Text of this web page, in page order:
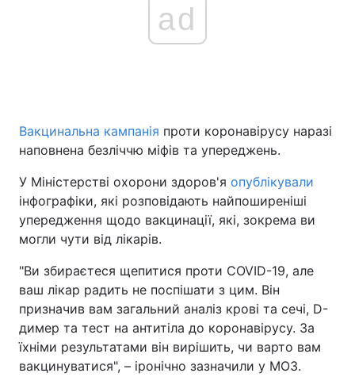
Україна Політика
Економіка
Спорт Наука
Техно і зв'язок
Зброя Інциденти
Здоров'я Туризм
Цікавинки Погода
ad
Вакцинальна кампанія проти коронавірусу наразі
наповнена безліччю міфів та упереджень.
У Міністерстві охорони здоров'я опублікували
інфографіки, які розповідають найпоширеніші
упередження щодо вакцинації, які, зокрема ви
могли чути від лікарів.
"Ви збираєтеся щепитися проти COVID-19, але
ваш лікар радить не поспішати з цим. Він
призначив вам загальний аналіз крові та сечі, D-
димер та тест на антитіла до коронавірусу. За
їхніми результатами він вирішить, чи варто вам
вакцинуватися", – іронічно зазначили у МОЗ.